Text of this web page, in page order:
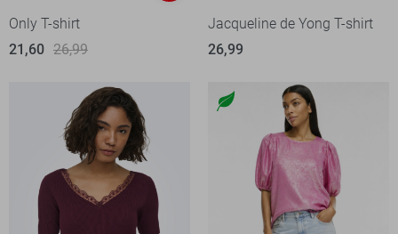
Only T-shirt
21,60 26,99
Jacqueline de Yong T-shirt
26,99